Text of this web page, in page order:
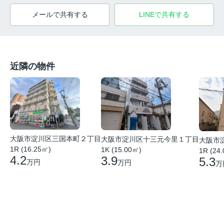
メールで共有する LINEで共有する
近隣の物件
大阪市淀川区三国本町２丁目
1R (16.25㎡)
4.2万円
大阪市淀川区十三元今里１丁目
1K (15.00㎡)
3.9万円
大阪市
1R
5.3万